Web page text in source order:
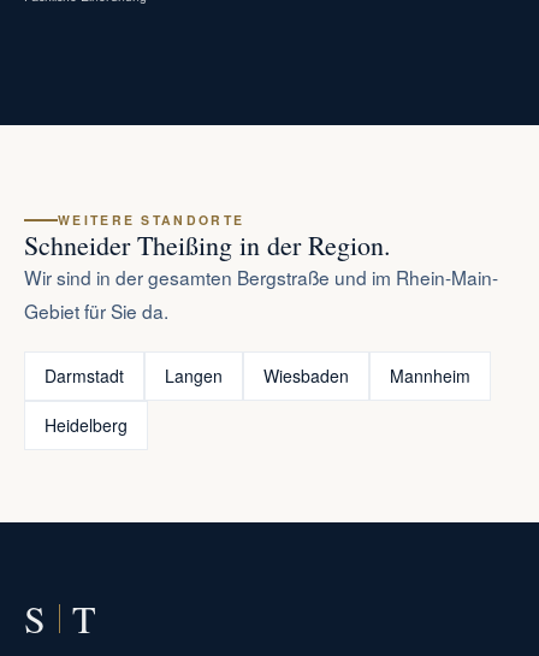
WEITERE STANDORTE
Schneider Theißing in der Region.
Wir sind in der gesamten Bergstraße und im Rhein-Main-
Gebiet für Sie da.
Darmstadt Langen Wiesbaden Mannheim
Heidelberg
S T